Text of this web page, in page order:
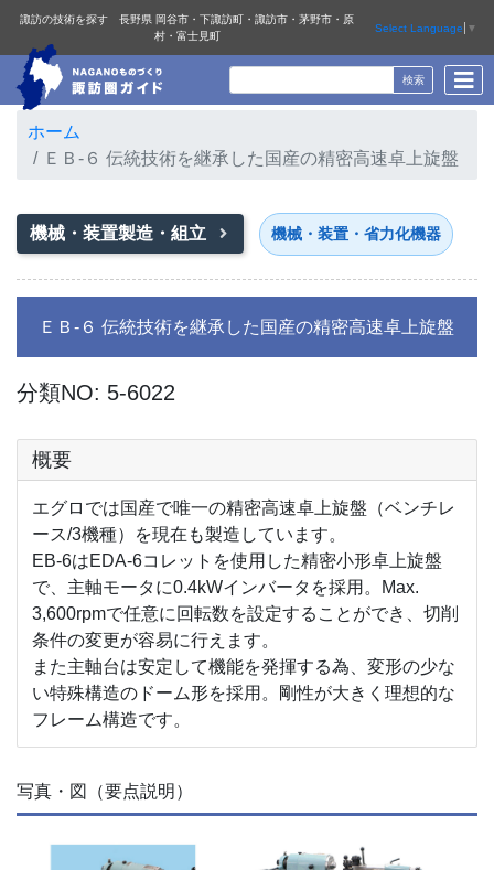
諏訪の技術を探す 長野県 岡谷市・下諏訪町・諏訪市・茅野市・原
村・富士見町
Select Language ▼
ホーム
ＥＢ-６ 伝統技術を継承した国産の精密高速卓上旋盤
機械・装置製造・組立 機械・装置・省力化機器
ＥＢ-６ 伝統技術を継承した国産の精密高速卓上旋盤
分類NO: 5-6022
概要
エグロでは国産で唯一の精密高速卓上旋盤（ベンチレ
ース/3機種）を現在も製造しています。
EB-6はEDA-6コレットを使用した精密小形卓上旋盤
で、主軸モータに0.4kWインバータを採用。Max.
3,600rpmで任意に回転数を設定することができ、切削
条件の変更が容易に行えます。
また主軸台は安定して機能を発揮する為、変形の少な
い特殊構造のドーム形を採用。剛性が大きく理想的な
フレーム構造です。
写真・図（要点説明）